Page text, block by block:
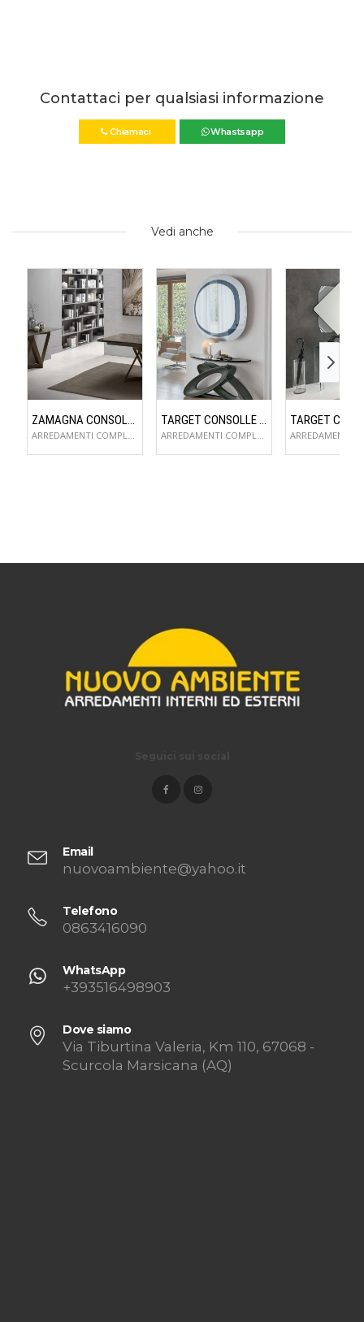
Contattaci per qualsiasi informazione
Chiamaci Whastsapp
Vedi anche
ZAMAGNA CONSOLLE FLAME
ARREDAMENTI COMPLEMENTI D'ARREDO
TARGET CONSOLLE ECLIPSE
ARREDAMENTI COMPLEMENTI D'ARREDO
Email
nuovoambiente@yahoo.it
Telefono
0863416090
WhatsApp
+393516498903
Dove siamo
Via Tiburtina Valeria, Km 110, 67068 -
Scurcola Marsicana (AQ)